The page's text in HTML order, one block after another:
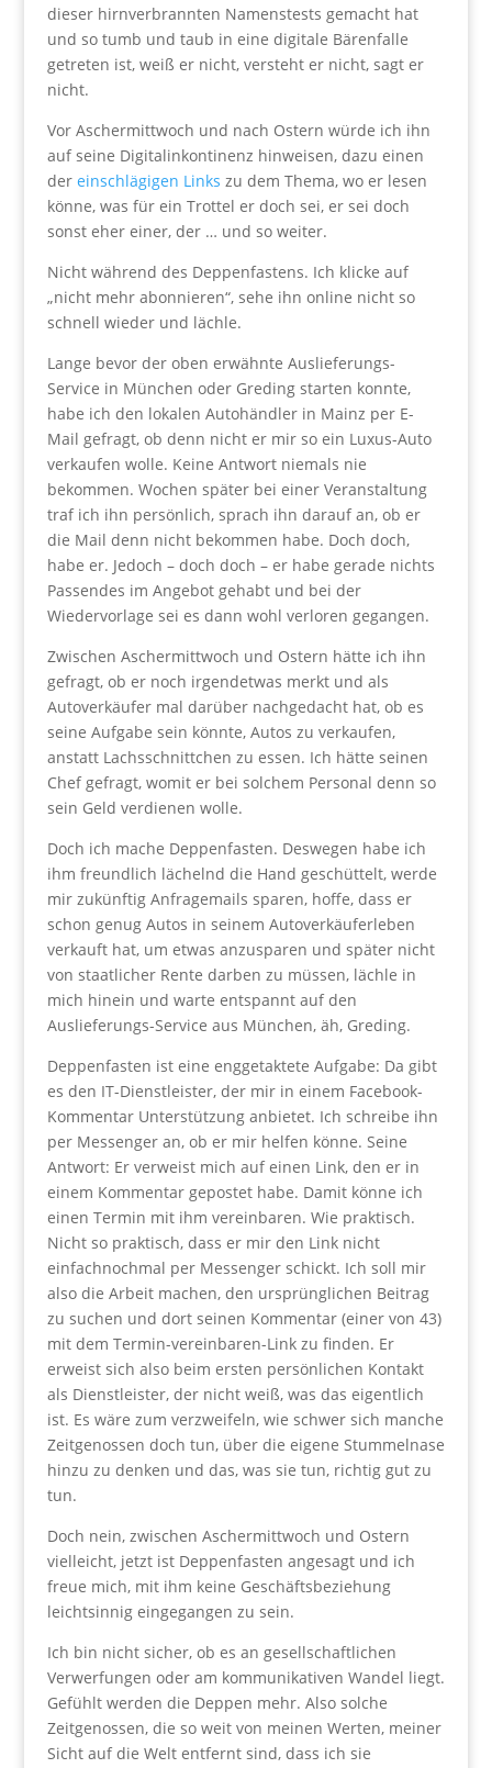
dieser hirnverbrannten Namenstests gemacht hat
und so tumb und taub in eine digitale Bärenfalle
getreten ist, weiß er nicht, versteht er nicht, sagt er
nicht.
Vor Aschermittwoch und nach Ostern würde ich ihn
auf seine Digitalinkontinenz hinweisen, dazu einen
der einschlägigen Links zu dem Thema, wo er lesen
könne, was für ein Trottel er doch sei, er sei doch
sonst eher einer, der … und so weiter.
Nicht während des Deppenfastens. Ich klicke auf
„nicht mehr abonnieren“, sehe ihn online nicht so
schnell wieder und lächle.
Lange bevor der oben erwähnte Auslieferungs-
Service in München oder Greding starten konnte,
habe ich den lokalen Autohändler in Mainz per E-
Mail gefragt, ob denn nicht er mir so ein Luxus-Auto
verkaufen wolle. Keine Antwort niemals nie
bekommen. Wochen später bei einer Veranstaltung
traf ich ihn persönlich, sprach ihn darauf an, ob er
die Mail denn nicht bekommen habe. Doch doch,
habe er. Jedoch – doch doch – er habe gerade nichts
Passendes im Angebot gehabt und bei der
Wiedervorlage sei es dann wohl verloren gegangen.
Zwischen Aschermittwoch und Ostern hätte ich ihn
gefragt, ob er noch irgendetwas merkt und als
Autoverkäufer mal darüber nachgedacht hat, ob es
seine Aufgabe sein könnte, Autos zu verkaufen,
anstatt Lachsschnittchen zu essen. Ich hätte seinen
Chef gefragt, womit er bei solchem Personal denn so
sein Geld verdienen wolle.
Doch ich mache Deppenfasten. Deswegen habe ich
ihm freundlich lächelnd die Hand geschüttelt, werde
mir zukünftig Anfragemails sparen, hoffe, dass er
schon genug Autos in seinem Autoverkäuferleben
verkauft hat, um etwas anzusparen und später nicht
von staatlicher Rente darben zu müssen, lächle in
mich hinein und warte entspannt auf den
Auslieferungs-Service aus München, äh, Greding.
Deppenfasten ist eine enggetaktete Aufgabe: Da gibt
es den IT-Dienstleister, der mir in einem Facebook-
Kommentar Unterstützung anbietet. Ich schreibe ihn
per Messenger an, ob er mir helfen könne. Seine
Antwort: Er verweist mich auf einen Link, den er in
einem Kommentar gepostet habe. Damit könne ich
einen Termin mit ihm vereinbaren. Wie praktisch.
Nicht so praktisch, dass er mir den Link nicht
einfachnochmal per Messenger schickt. Ich soll mir
also die Arbeit machen, den ursprünglichen Beitrag
zu suchen und dort seinen Kommentar (einer von 43)
mit dem Termin-vereinbaren-Link zu finden. Er
erweist sich also beim ersten persönlichen Kontakt
als Dienstleister, der nicht weiß, was das eigentlich
ist. Es wäre zum verzweifeln, wie schwer sich manche
Zeitgenossen doch tun, über die eigene Stummelnase
hinzu zu denken und das, was sie tun, richtig gut zu
tun.
Doch nein, zwischen Aschermittwoch und Ostern
vielleicht, jetzt ist Deppenfasten angesagt und ich
freue mich, mit ihm keine Geschäftsbeziehung
leichtsinnig eingegangen zu sein.
Ich bin nicht sicher, ob es an gesellschaftlichen
Verwerfungen oder am kommunikativen Wandel liegt.
Gefühlt werden die Deppen mehr. Also solche
Zeitgenossen, die so weit von meinen Werten, meiner
Sicht auf die Welt entfernt sind, dass ich sie